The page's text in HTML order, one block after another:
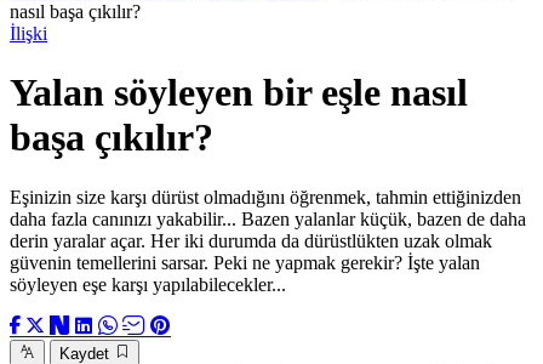
nasıl başa çıkılır?
İlişki
Yalan söyleyen bir eşle nasıl
başa çıkılır?
Eşinizin size karşı dürüst olmadığını öğrenmek, tahmin ettiğinizden
daha fazla canınızı yakabilir... Bazen yalanlar küçük, bazen de daha
derin yaralar açar. Her iki durumda da dürüstlükten uzak olmak
güvenin temellerini sarsar. Peki ne yapmak gerekir? İşte yalan
söyleyen eşe karşı yapılabilecekler...
Kaydet